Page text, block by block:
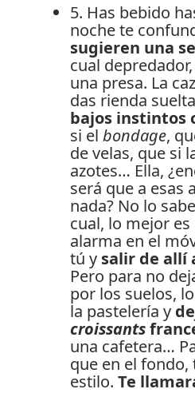
5. Has bebido
noche te
sugieren una
cual
una presa. La
das rienda
bajos instintos
si el bondage,
de velas, que si
azotes… Ella,
será que a esas
nada? No lo
cual, lo mejor
alarma en el
tú y salir de allí
Pero para no
por los suelos,
la pastelería y
croissants
una cafetera…
que en el
estilo. Te